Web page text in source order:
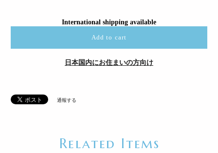
International shipping available
Add to cart
日本国内にお住まいの方向け
通報する
Related Items